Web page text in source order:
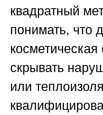
квадратный
понимать, что
скрывать
или